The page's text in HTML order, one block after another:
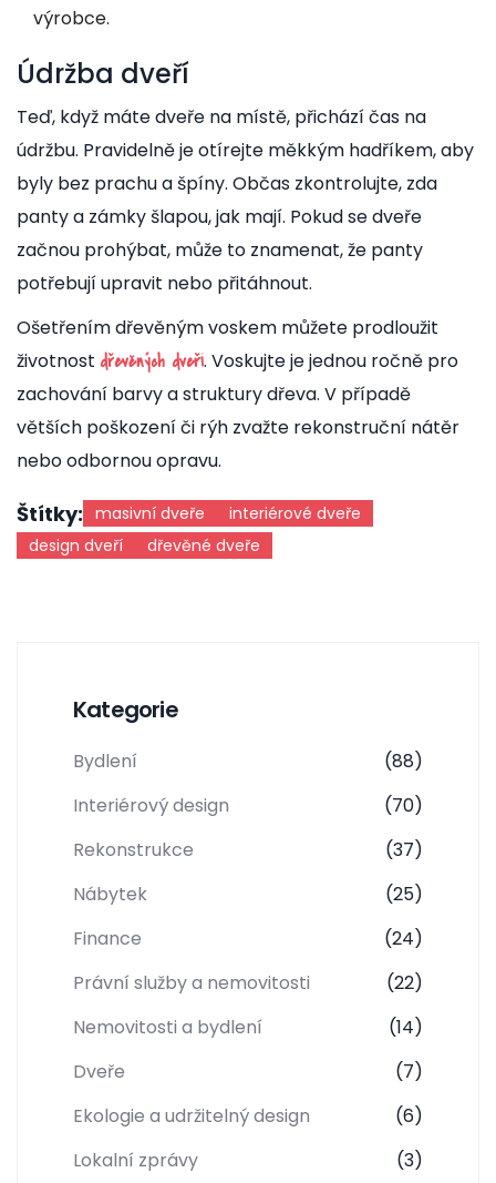
výrobce.
Údržba dveří
Teď, když máte dveře na místě, přichází čas na
údržbu. Pravidelně je otírejte měkkým hadříkem, aby
byly bez prachu a špíny. Občas zkontrolujte, zda
panty a zámky šlapou, jak mají. Pokud se dveře
začnou prohýbat, může to znamenat, že panty
potřebují upravit nebo přitáhnout.
Ošetřením dřevěným voskem můžete prodloužit
životnost dřevěných dveří. Voskujte je jednou ročně pro
zachování barvy a struktury dřeva. V případě
větších poškození či rýh zvažte rekonstruční nátěr
nebo odbornou opravu.
Štítky: masivní dveře
interiérové dveře
design dveří
dřevěné dveře
Kategorie
Bydlení
(88)
Interiérový design
(70)
Rekonstrukce
(37)
Nábytek
(25)
Finance
(24)
Právní služby a nemovitosti
(22)
Nemovitosti a bydlení
(14)
Dveře
(7)
Ekologie a udržitelný design
(6)
Lokalní zprávy
(3)